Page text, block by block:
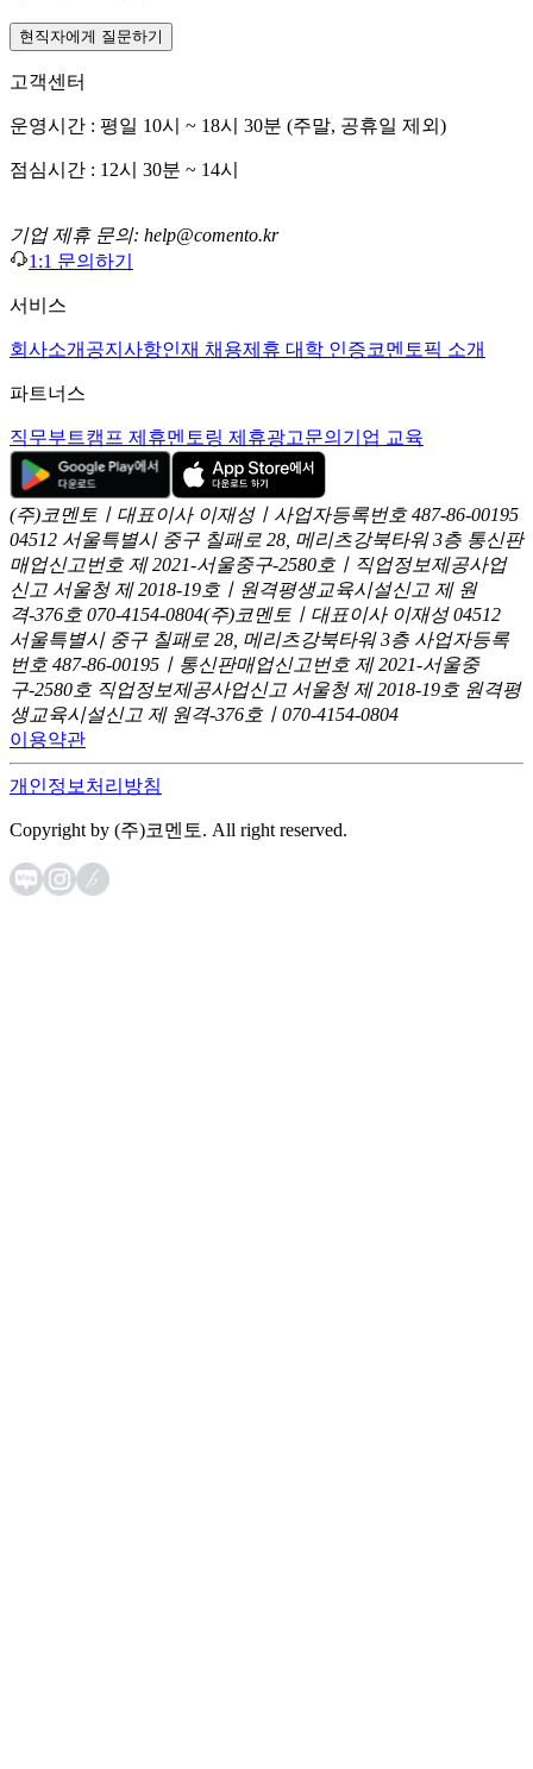
현직자에게 질문하기
고객센터
운영시간 : 평일 10시 ~ 18시 30분 (주말, 공휴일 제외)
점심시간 : 12시 30분 ~ 14시
기업 제휴 문의: help@comento.kr
1:1 문의하기
서비스
회사소개 공지사항인재 채용제휴 대학 인증코멘토픽 소개
파트너스
직무부트캠프 제휴멘토링 제휴광고문의 기업 교육
(주)코멘토ㅣ대표이사 이재성ㅣ사업자등록번호 487-86-00195
04512 서울특별시 중구 칠패로 28, 메리츠강북타워 3층 통신판
매업신고번호 제 2021-서울중구-2580호ㅣ직업정보제공사업
신고 서울청 제 2018-19호ㅣ원격평생교육시설신고 제 원
격-376호 070-4154-0804(주)코멘토ㅣ대표이사 이재성 04512
서울특별시 중구 칠패로 28, 메리츠강북타워 3층 사업자등록
번호 487-86-00195ㅣ통신판매업신고번호 제 2021-서울중
구-2580호 직업정보제공사업신고 서울청 제 2018-19호 원격평
생교육시설신고 제 원격-376호ㅣ070-4154-0804
이용약관
개인정보처리방침
Copyright by (주)코멘토. All right reserved.